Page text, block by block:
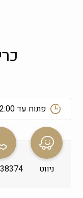
פתוח עד 02:00
ראשון
שני
09:00-19:00
שלישי
ניווט